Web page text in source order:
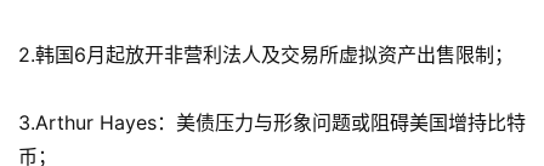
拟
卡
2.韩国6月起放开非营利法人及交易所虚拟资产出售限制；
3.Arthur Hayes：美债压力与形象问题或阻碍美国增持比特
币；